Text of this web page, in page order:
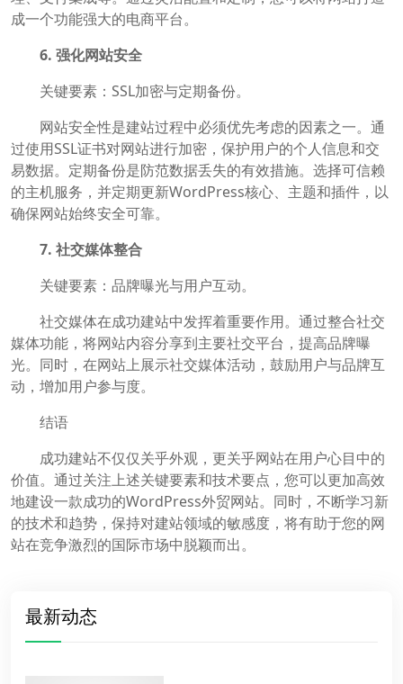
成一个功能强大的电商平台。
6. 强化网站安全
关键要素：SSL加密与定期备份。
网站安全性是建站过程中必须优先考虑的因素之一。通
过使用SSL证书对网站进行加密，保护用户的个人信息和交
易数据。定期备份是防范数据丢失的有效措施。选择可信赖
的主机服务，并定期更新WordPress核心、主题和插件，以
确保网站始终安全可靠。
7. 社交媒体整合
关键要素：品牌曝光与用户互动。
社交媒体在成功建站中发挥着重要作用。通过整合社交
媒体功能，将网站内容分享到主要社交平台，提高品牌曝
光。同时，在网站上展示社交媒体活动，鼓励用户与品牌互
动，增加用户参与度。
结语
成功建站不仅仅关乎外观，更关乎网站在用户心目中的
价值。通过关注上述关键要素和技术要点，您可以更加高效
地建设一款成功的WordPress外贸网站。同时，不断学习新
的技术和趋势，保持对建站领域的敏感度，将有助于您的网
站在竞争激烈的国际市场中脱颖而出。
最新动态